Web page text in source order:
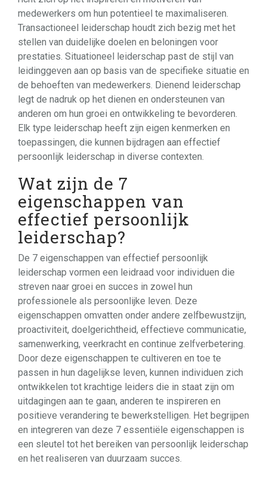
medewerkers om hun potentieel te maximaliseren.
Transactioneel leiderschap houdt zich bezig met het
stellen van duidelijke doelen en beloningen voor
prestaties. Situationeel leiderschap past de stijl van
leidinggeven aan op basis van de specifieke situatie en
de behoeften van medewerkers. Dienend leiderschap
legt de nadruk op het dienen en ondersteunen van
anderen om hun groei en ontwikkeling te bevorderen.
Elk type leiderschap heeft zijn eigen kenmerken en
toepassingen, die kunnen bijdragen aan effectief
persoonlijk leiderschap in diverse contexten.
Wat zijn de 7
eigenschappen van
effectief persoonlijk
leiderschap?
De 7 eigenschappen van effectief persoonlijk
leiderschap vormen een leidraad voor individuen die
streven naar groei en succes in zowel hun
professionele als persoonlijke leven. Deze
eigenschappen omvatten onder andere zelfbewustzijn,
proactiviteit, doelgerichtheid, effectieve communicatie,
samenwerking, veerkracht en continue zelfverbetering.
Door deze eigenschappen te cultiveren en toe te
passen in hun dagelijkse leven, kunnen individuen zich
ontwikkelen tot krachtige leiders die in staat zijn om
uitdagingen aan te gaan, anderen te inspireren en
positieve verandering te bewerkstelligen. Het begrijpen
en integreren van deze 7 essentiële eigenschappen is
een sleutel tot het bereiken van persoonlijk leiderschap
en het realiseren van duurzaam succes.